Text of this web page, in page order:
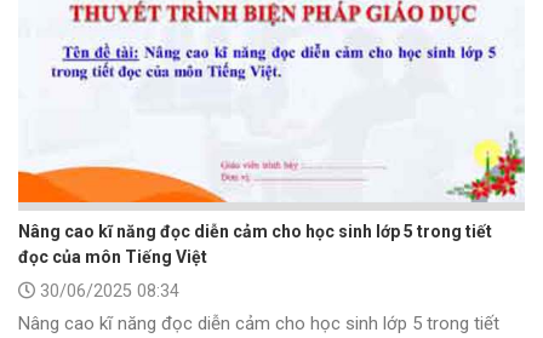
Nâng cao kĩ năng đọc diễn cảm cho học sinh lớp 5 trong tiết
đọc của môn Tiếng Việt
30/06/2025 08:34
Nâng cao kĩ năng đọc diễn cảm cho học sinh lớp 5 trong tiết